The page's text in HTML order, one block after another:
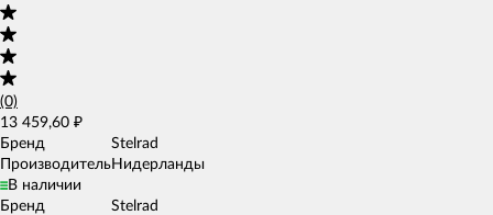
(0)
13 459,60 ₽
Бренд
Stelrad
ПроизводительНидерланды
В наличии
Бренд
Stelrad